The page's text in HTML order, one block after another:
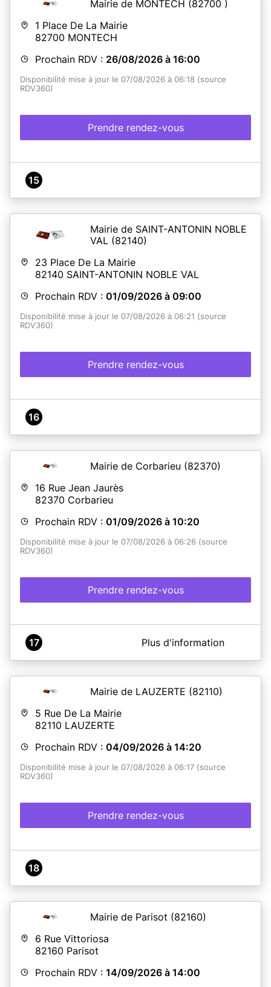
Mairie de MONTECH (82700 )
1 Place De La Mairie
82700 MONTECH
Prochain RDV : 26/08/2026 à 16:00
Disponibilité mise à jour le 07/08/2026 à 06:18 (source
RDV360)
Prendre rendez-vous
15
Mairie de SAINT-ANTONIN NOBLE
VAL (82140)
23 Place De La Mairie
82140 SAINT-ANTONIN NOBLE VAL
Prochain RDV : 01/09/2026 à 09:00
Disponibilité mise à jour le 07/08/2026 à 06:21 (source
RDV360)
Prendre rendez-vous
16
Mairie de Corbarieu (82370)
16 Rue Jean Jaurès
82370 Corbarieu
Prochain RDV : 01/09/2026 à 10:20
Disponibilité mise à jour le 07/08/2026 à 06:26 (source
RDV360)
Prendre rendez-vous
A propos de MAIRIE DE CORBARIEU (TARN-ET-
GARONNE)
vous accueillir...
Pour récupérer votre CNI ou PASSEPORT, nous vous
accueillons UNIQUEMENT les matinées du mercredi et
du vendredi, sans rendez-vous.
En savoir plus
17 Plus d'information
Mairie de LAUZERTE (82110)
5 Rue De La Mairie
82110 LAUZERTE
Prochain RDV : 04/09/2026 à 14:20
Disponibilité mise à jour le 07/08/2026 à 06:17 (source
RDV360)
Prendre rendez-vous
18
Mairie de Parisot (82160)
6 Rue Vittoriosa
82160 Parisot
Prochain RDV : 14/09/2026 à 14:00